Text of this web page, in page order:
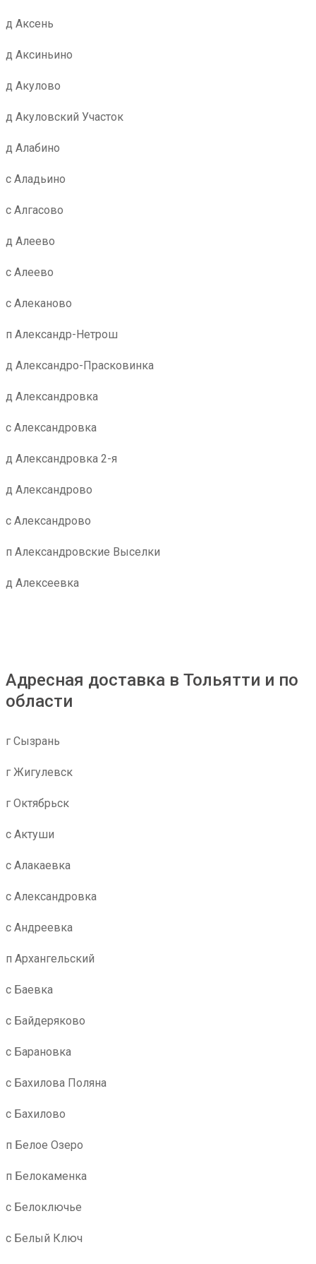
д Аксень
д Аксиньино
д Акулово
д Акуловский Участок
д Алабино
с Аладьино
с Алгасово
д Алеево
с Алеево
с Алеканово
п Александр-Нетрош
д Александро-Прасковинка
д Александровка
с Александровка
д Александровка 2-я
д Александрово
с Александрово
п Александровские Выселки
д Алексеевка
Адресная доставка в Тольятти и по
области
г Сызрань
г Жигулевск
г Октябрьск
с Актуши
с Алакаевка
с Александровка
с Андреевка
п Архангельский
с Баевка
с Байдеряково
с Барановка
с Бахилова Поляна
с Бахилово
п Белое Озеро
п Белокаменка
с Белоключье
с Белый Ключ